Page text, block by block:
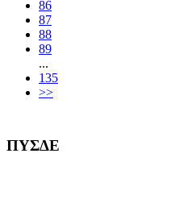
86
87
88
89
...
135
>>
ΠΥΣΔΕ